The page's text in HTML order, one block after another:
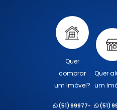
Quer
comprar
um Imóvel?
(51) 99977-
Quer
um
(51)